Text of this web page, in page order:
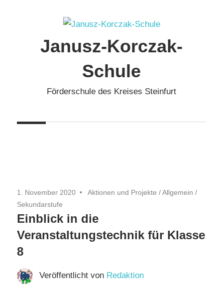
Janusz-Korczak-
Schule
Förderschule des Kreises Steinfurt
1. November 2020 Aktionen und Projekte /Allgemein /
Sekundarstufe
Einblick in die
Veranstaltungstechnik für Klasse
8
Veröffentlicht von Redaktion